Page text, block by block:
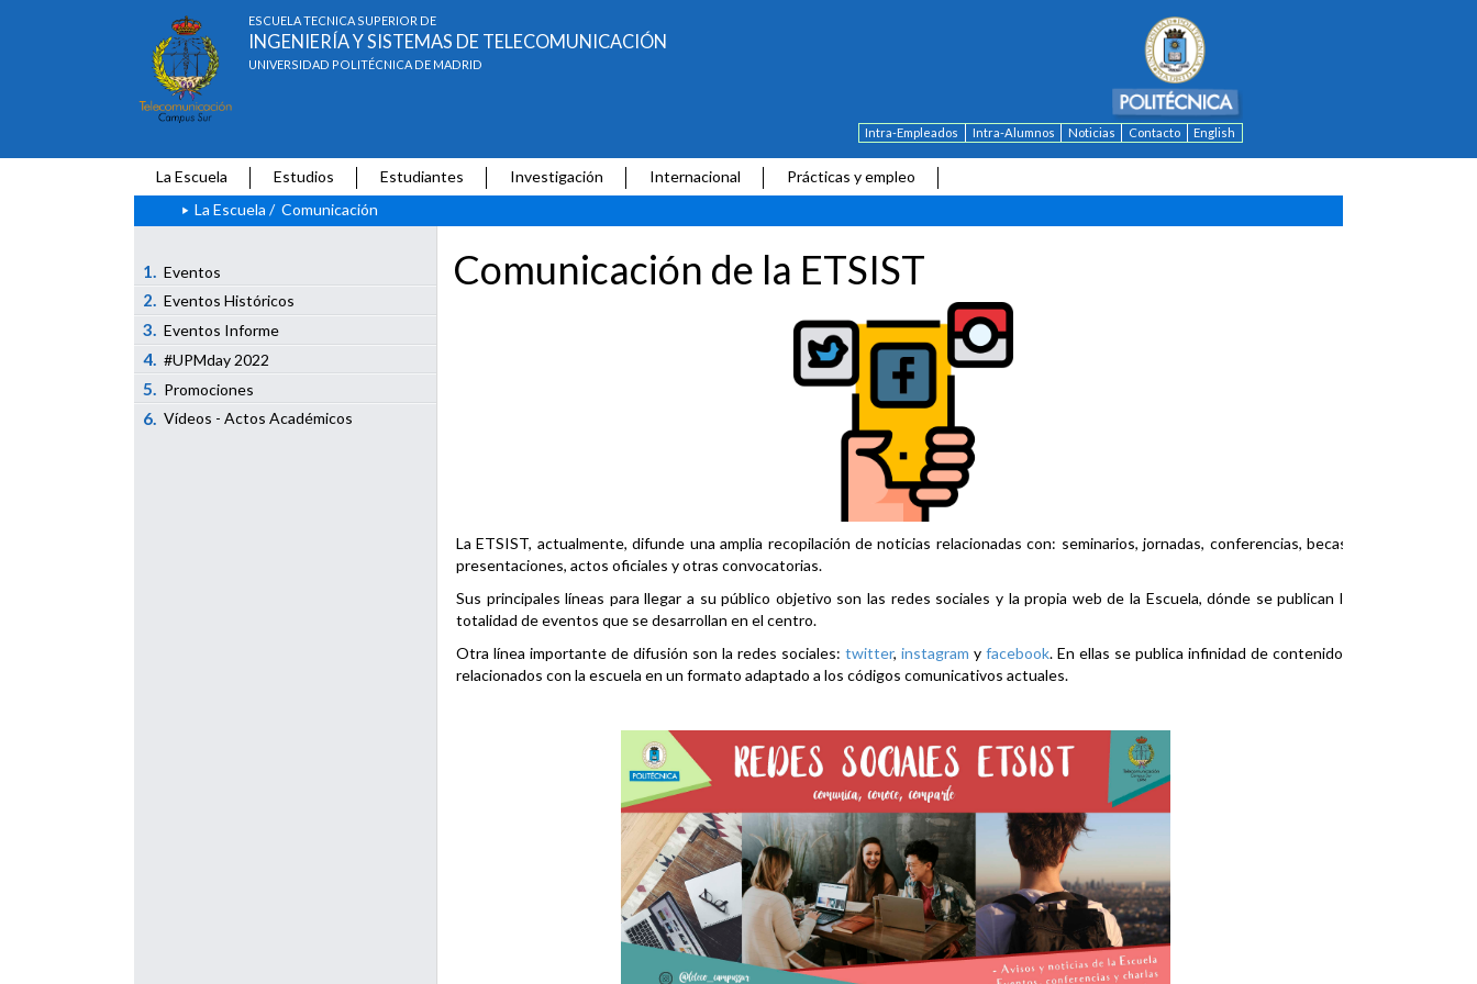
ESCUELA TÉCNICA SUPERIOR DE
INGENIERÍA Y SISTEMAS DE TELECOMUNICACIÓN
UNIVERSIDAD POLITÉCNICA DE MADRID
Intra-Empleados Intra-Alumnos Noticias Contacto English
La Escuela Estudios Estudiantes Investigación Internacional
Prácticas y empleo
La Escuela / Comunicación
1. Eventos
2. Eventos Históricos
3. Eventos Informe
4. #UPMday 2022
5. Promociones
6. Vídeos - Actos Académicos
Comunicación de la ETSIST
La ETSIST, actualmente, difunde una amplia recopilación de noticias relacionadas con: seminarios, jornadas, conferencias, becas,
presentaciones, actos oficiales y otras convocatorias.
Sus principales líneas para llegar a su público objetivo son las redes sociales y la propia web de la Escuela, dónde se publican la
totalidad de eventos que se desarrollan en el centro.
Otra línea importante de difusión son la redes sociales: twitter, instagram y facebook. En ellas se publica infinidad de contenidos
relacionados con la escuela en un formato adaptado a los códigos comunicativos actuales.